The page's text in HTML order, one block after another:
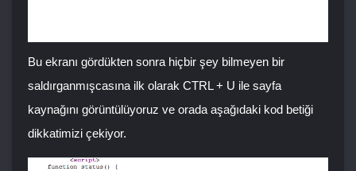
Bu ekranı gördükten sonra hiçbir şey bilmeyen bir
saldırganmışcasına ilk olarak CTRL + U ile sayfa
kaynağını görüntülüyoruz ve orada aşağıdaki kod betiği
dikkatimizi çekiyor.